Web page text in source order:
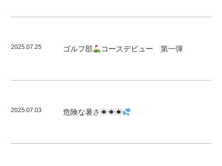
2025.07.25 ゴルフ部 コースデビュー 第一弾
2025.07.03 危険な暑さ☀☀☀